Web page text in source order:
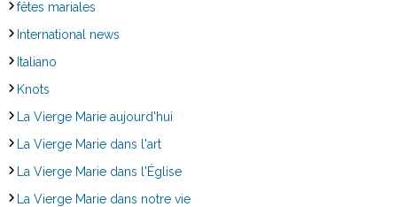
fêtes mariales
International news
Italiano
Knots
La Vierge Marie aujourd'hui
La Vierge Marie dans l'art
La Vierge Marie dans l'Église
La Vierge Marie dans notre vie